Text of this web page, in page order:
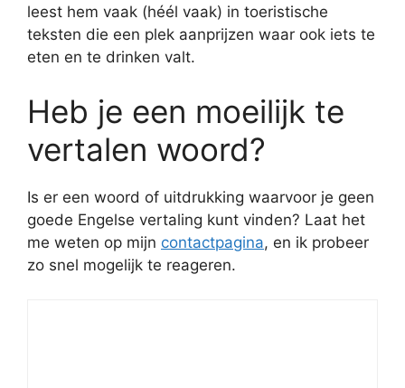
leest hem vaak (héél vaak) in toeristische
teksten die een plek aanprijzen waar ook iets te
eten en te drinken valt.
Heb je een moeilijk te
vertalen woord?
Is er een woord of uitdrukking waarvoor je geen
goede Engelse vertaling kunt vinden? Laat het
me weten op mijn contactpagina, en ik probeer
zo snel mogelijk te reageren.